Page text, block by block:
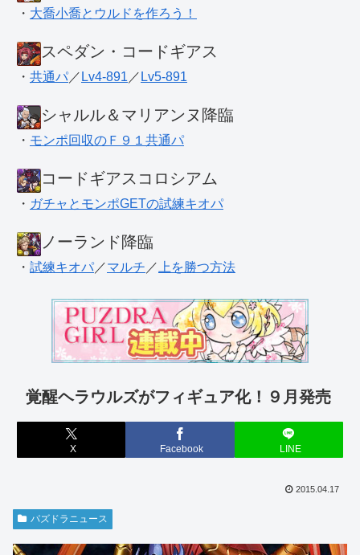
・ 大喬小喬とウルドを作ろう！
スペダン・コードギアス
・ 共通パ ／ Lv4-891 ／ Lv5-891
シャルル＆マリアンヌ降臨
・ モンポ回収のＦ９１共通パ
コードギアスコロシアム
・ ガチャとモンポGETの試練キオパ
ノーランド降臨
・ 試練キオパ ／マルチ ／ 上を勝つ方法
覚醒ヘラウルズがフィギュア化！９月発売
X Facebook LINE
2015.04.17
パズドラニュース